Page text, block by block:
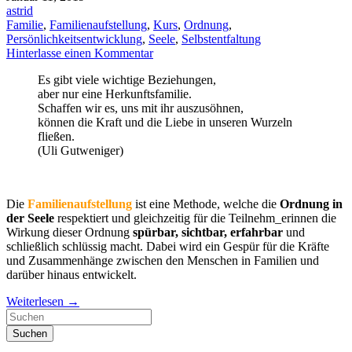
astrid
Familie, Familienaufstellung, Kurs, Ordnung,
Persönlichkeitsentwicklung, Seele, Selbstentfaltung
Hinterlasse einen Kommentar
Es gibt viele wichtige Beziehungen,
aber nur eine Herkunftsfamilie.
Schaffen wir es, uns mit ihr auszusöhnen,
können die Kraft und die Liebe in unseren Wurzeln
fließen.
(Uli Gutweniger)
Die Familienaufstellung ist eine Methode, welche die Ordnung in
der Seele respektiert und gleichzeitig für die Teilnehm_erinnen die
Wirkung dieser Ordnung spürbar, sichtbar, erfahrbar und
schließlich schlüssig macht. Dabei wird ein Gespür für die Kräfte
und Zusammenhänge zwischen den Menschen in Familien und
darüber hinaus entwickelt.
Weiterlesen →